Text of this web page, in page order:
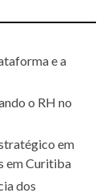
e a
o RH no
em
em Curitiba
dos